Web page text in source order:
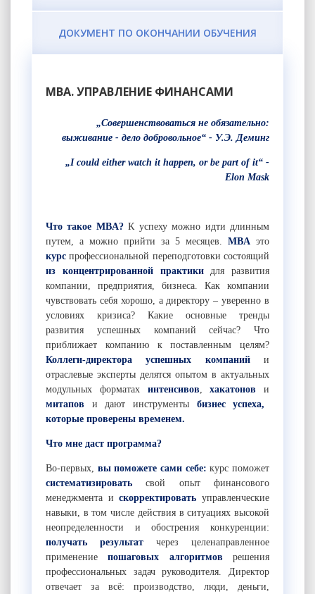
ДОКУМЕНТ ПО ОКОНЧАНИИ ОБУЧЕНИЯ
MBA. УПРАВЛЕНИЕ ФИНАНСАМИ
„Совершенствоваться не обязательно:
выживание - дело добровольное“ - У.Э. Деминг
„I could either watch it happen, or be part of it“ -
Elon Mask
Что такое MBA?К успеху можно идти длинным
путем, а можно прийти за 5 месяцев. MBA это
курспрофессиональной переподготовки состоящий
из концентрированной практики
для развития
компании, предприятия, бизнеса. Как компании
чувствовать себя хорошо, а директору – уверенно в
условиях кризиса? Какие основные тренды
развития успешных компаний сейчас? Что
приближает компанию к поставленным целям?
Коллеги-директора
успешных компаний
и
отраслевые эксперты делятся опытом в актуальных
модульных форматах интенсивов хакатонов и
митапов и дают инструменты бизнес успеха,
которые проверены временем.
Что мне даст программа?
Во-первых, вы поможете сами себе:курс поможет
систематизировать
свой опыт финансового
менеджмента искорректироватьуправленческие
навыки, в том числе действия в ситуациях высокой
неопределенности и обострения конкуренции:
получать результат
через целенаправленное
применениепошаговых алгоритмов
решения
профессиональных задач руководителя. Директор
отвечает за всё: производство, люди, деньги,